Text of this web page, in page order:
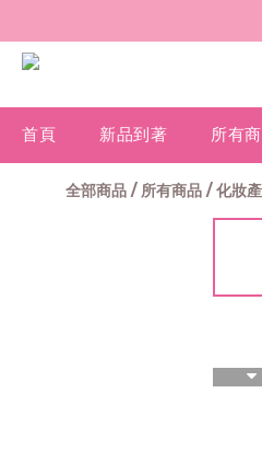
首頁 新品到著 所有
全部商品 / 所有商品 /化妝